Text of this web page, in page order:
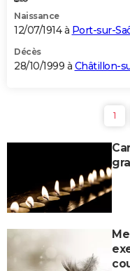
Naissance
12/07/1914 à Port-sur-
Décès
28/10/1999 à Châtillon-
1